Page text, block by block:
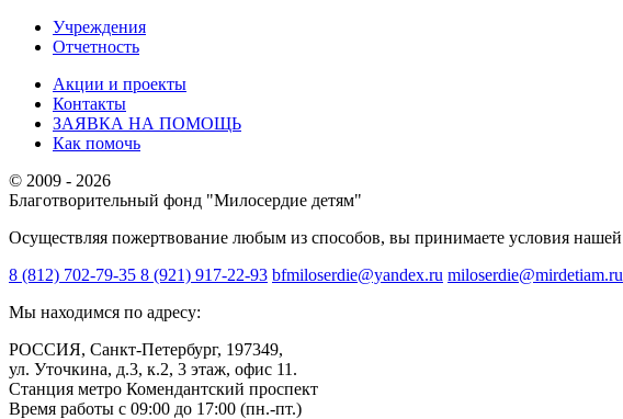
Учреждения
Отчетность
Акции и проекты
Контакты
ЗАЯВКА НА ПОМОЩЬ
Как помочь
© 2009 - 2026
Благотворительный фонд "Милосердие детям"
Осуществляя пожертвование любым из способов, вы принимаете условия нашей
8 (812) 702-79-35 8 (921) 917-22-93 bfmiloserdie@yandex.ru miloserdie@mirdetiam.ru
Мы находимся по адресу:
РОССИЯ, Санкт-Петербург, 197349,
ул. Уточкина, д.3, к.2, 3 этаж, офис 11.
Станция метро Комендантский проспект
Время работы с 09:00 до 17:00 (пн.-пт.)